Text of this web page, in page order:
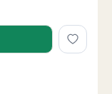
salg i 6710
salg i 6710
Esbjerg V,